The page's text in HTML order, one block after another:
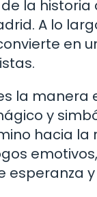
la historia
A lo
en
la manera
y
hacia la
y